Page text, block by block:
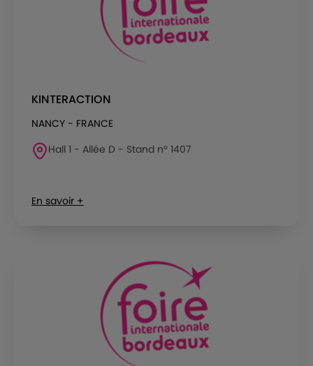
KINTERACTION
NANCY - FRANCE
Hall 1 - Allée D - Stand n° 1407
En savoir +